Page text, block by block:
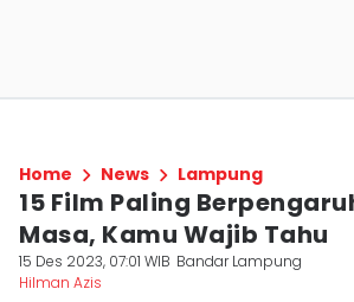
Home News Lampung
15 Film Paling
Masa, Kamu Wajib Tahu
15 Des 2023, 07:01 WIB Bandar Lampung
Hilman Azis